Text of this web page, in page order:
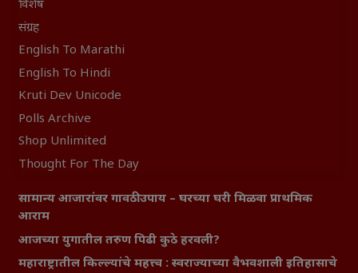
विशेष
संग्रह
English To Marathi
English To Hindi
Kruti Dev Unicode
Polls Archive
Shop Unlimited
Thought For The Day
सामान्य आजारांवर गावठी उपाय – घरच्या घरी मिळवा प्राथमिक
आराम
आजच्या युगातील तरुण पिढी कुठे हरवली?
महाराष्ट्रातील किल्ल्यांचे महत्त्व : स्वराज्याच्या वैभवशाली इतिहासाचे